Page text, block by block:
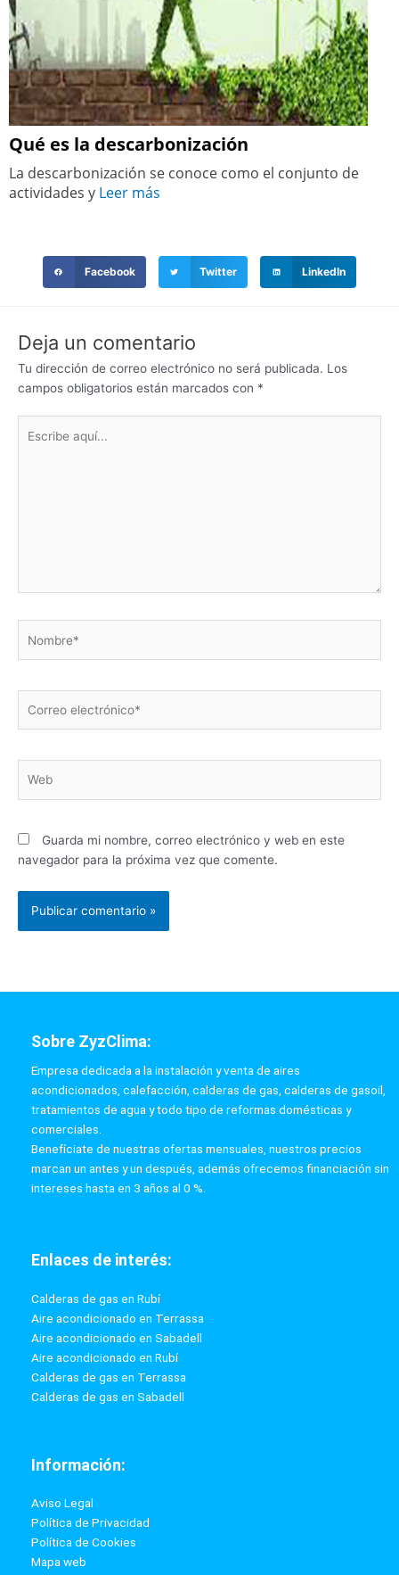
Qué es la descarbonización
La descarbonización se conoce como el conjunto de
actividades y Leer más
Facebook Twitter LinkedIn
Deja un comentario
Tu dirección de correo electrónico no será publicada. Los
campos obligatorios están marcados con *
aquí...
electrónico*
Guarda mi nombre, correo electrónico y web en este
navegador para la próxima vez que comente.
Sobre ZyzClima:
Empresa dedicada a la instalación y venta de aires
acondicionados, calefacción, calderas de gas, calderas de gasoil,
tratamientos de agua y todo tipo de reformas domésticas y
comerciales.
Benefíciate de nuestras ofertas mensuales, nuestros precios
marcan un antes y un después, además ofrecemos financiación sin
intereses hasta en 3 años al 0 %.
Enlaces de interés:
Calderas de gas en Rubí
Aire acondicionado en Terrassa
Aire acondicionado en Sabadell
Aire acondicionado en Rubí
Calderas de gas en Terrassa
Calderas de gas en Sabadell
Información:
Aviso Legal
Política de Privacidad
Política de Cookies
Mapa web